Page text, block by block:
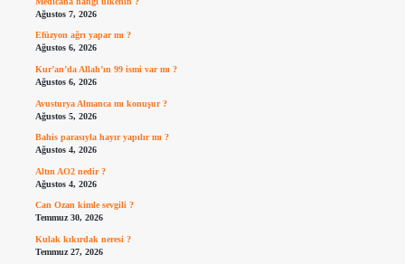
Ağustos 7, 2026
Efüzyon ağrı yapar mı ?
Ağustos 6, 2026
Kur’an’da Allah’ın 99 ismi var mı ?
Ağustos 6, 2026
Avusturya Almanca mı konuşur ?
Ağustos 5, 2026
Bahis parasıyla hayır yapılır mı ?
Ağustos 4, 2026
Altın AO2 nedir ?
Ağustos 4, 2026
Can Ozan kimle sevgili ?
Temmuz 30, 2026
Kulak kıkırdak neresi ?
Temmuz 27, 2026